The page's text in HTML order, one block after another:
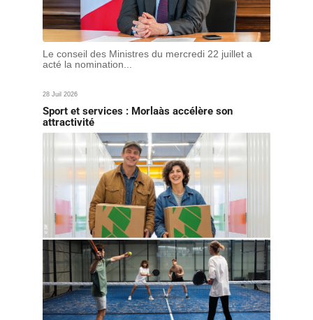
Le conseil des Ministres du mercredi 22 juillet a
acté la nomination...
28 Juil 2026
Sport et services : Morlaàs accélère son
attractivité